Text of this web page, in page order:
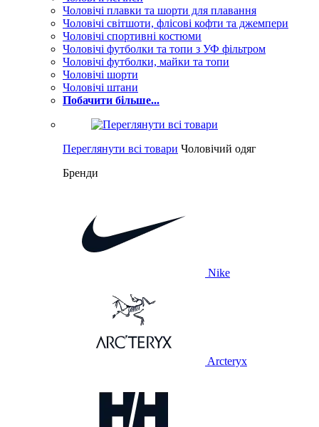
Чоловічі плавки та шорти для плавання
Чоловічі світшоти, флісові кофти та джемпери
Чоловічі спортивні костюми
Чоловічі футболки та топи з УФ фільтром
Чоловічі футболки, майки та топи
Чоловічі шорти
Чоловічі штани
Побачити більше...
Переглянути всі товари Чоловічий одяг
Бренди
Nike
Arcteryx